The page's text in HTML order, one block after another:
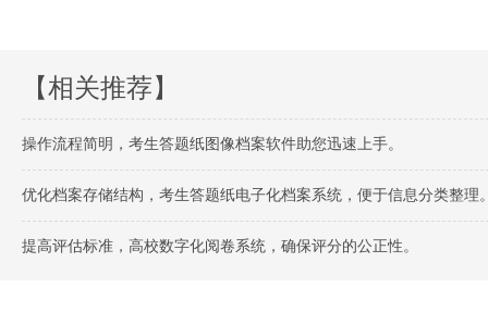
【相关推荐】
操作流程简明，考生答题纸图像档案软件助您迅速上手。
优化档案存储结构，考生答题纸电子化档案系统，便于信息分类整理
提高评估标准，高校数字化阅卷系统，确保评分的公正性。